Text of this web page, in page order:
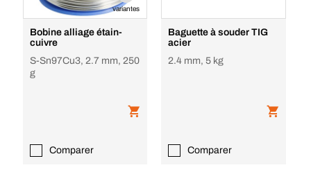
variantes
Bobine alliage étain-
cuivre
S-Sn97Cu3, 2.7 mm, 250
g
Comparer
Baguette à souder TIG
acier
2.4 mm, 5 kg
Comparer